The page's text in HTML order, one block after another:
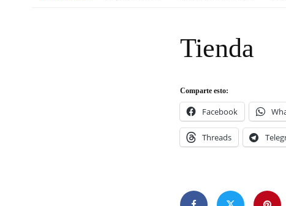
Tienda
Comparte esto:
Facebook
Threads